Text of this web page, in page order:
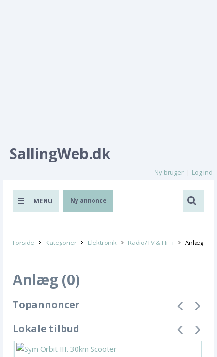
SallingWeb.dk
Ny bruger Log ind
MENU Ny annonce
Forside Kategorier Elektronik Radio/TV & Hi-Fi Anlæg
Anlæg (0)
Topannoncer
Lokale tilbud